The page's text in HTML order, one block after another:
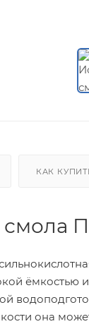
КАК
ёмкостью
она